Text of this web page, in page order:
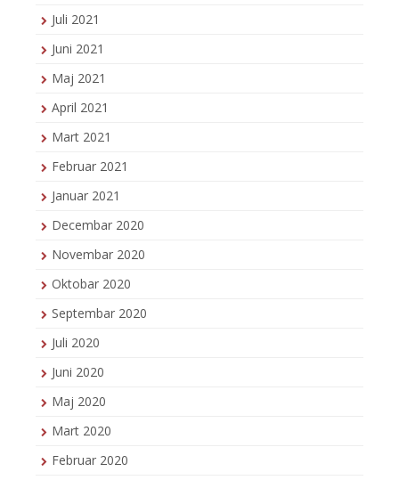
Juli 2021
Juni 2021
Maj 2021
April 2021
Mart 2021
Februar 2021
Januar 2021
Decembar 2020
Novembar 2020
Oktobar 2020
Septembar 2020
Juli 2020
Juni 2020
Maj 2020
Mart 2020
Februar 2020